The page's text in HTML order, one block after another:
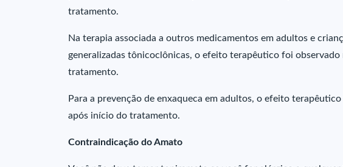
tratamento.
Na terapia associada a outros medicamentos em adultos e
generalizadas tônicoclônicas, o efeito terapêutico foi observado
tratamento.
Para a prevenção de enxaqueca em adultos, o efeito
após início do tratamento.
Contraindicação do Amato